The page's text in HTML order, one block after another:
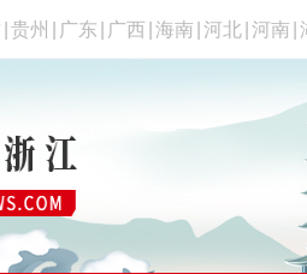
贵州 广东 广西 海南 河北 河南